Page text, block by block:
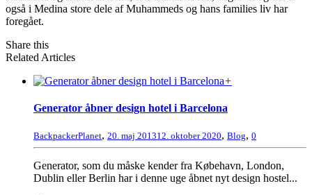
også i Medina store dele af Muhammeds og hans families liv har
foregået.
Share this
Related Articles
+
Generator åbner design hotel i Barcelona
BackpackerPlanet, 20. maj 201312. oktober 2020, Blog, 0
Generator, som du måske kender fra Købehavn, London,
Dublin eller Berlin har i denne uge åbnet nyt design hostel...